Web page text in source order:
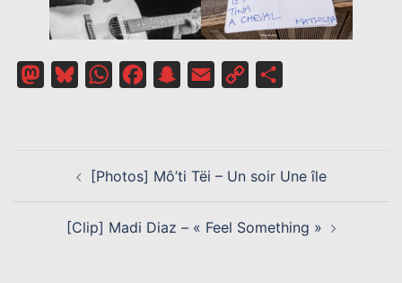
MastodonBlueskyWhatsAppFacebookSnapchat
Email
Copy
D’ARTICLE[Photos] Mô’ti Tëi – Un soir Une île
[Clip] Madi Diaz – « Feel Something »